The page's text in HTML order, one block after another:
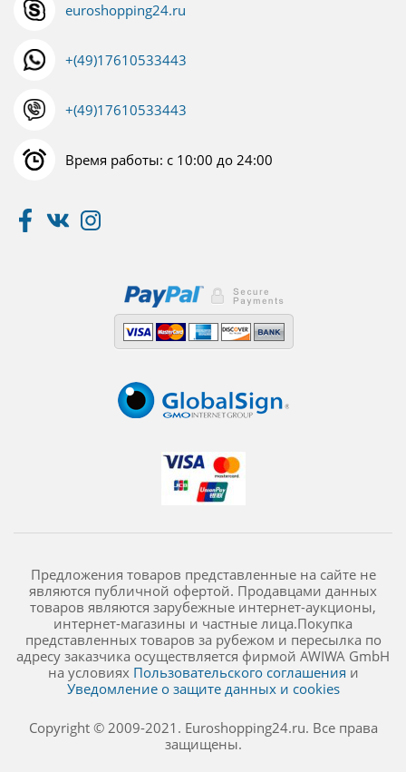
euroshopping24.ru
+(49)17610533443
+(49)17610533443
Время работы: с 10:00 до 24:00
Предложения товаров представленные на сайте не
являются публичной офертой. Продавцами данных
товаров являются зарубежные интернет-аукционы,
интернет-магазины и частные лица.Покупка
представленных товаров за рубежом и пересылка по
адресу заказчика осуществляется фирмой AWIWA GmbH
на условиях Пользовательского соглашения и
Уведомление о защите данных и cookies
Copyright © 2009-2021. Euroshopping24.ru. Все права
защищены.